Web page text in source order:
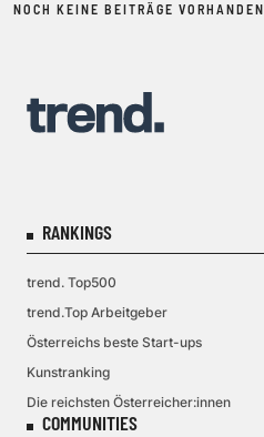
NOCH KEINE BEITRÄGE VORHANDEN
RANKINGS
trend. Top500
trend.Top Arbeitgeber
Österreichs beste Start-ups
Kunstranking
Die reichsten Österreicher:innen
COMMUNITIES